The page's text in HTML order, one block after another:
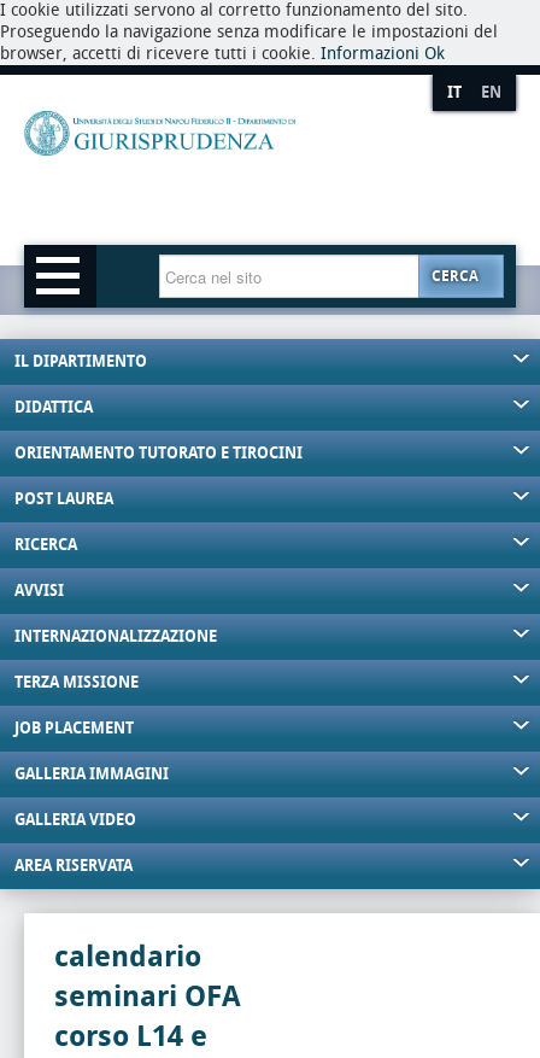
I cookie utilizzati servono al corretto funzionamento del sito.
Proseguendo la navigazione senza modificare le impostazioni del
browser, accetti di ricevere tutti i cookie. Informazioni Ok
IT EN
CERCA
IL DIPARTIMENTO
DIDATTICA
ORIENTAMENTO TUTORATO E TIROCINI
POST LAUREA
RICERCA
AVVISI
INTERNAZIONALIZZAZIONE
TERZA MISSIONE
JOB PLACEMENT
GALLERIA IMMAGINI
GALLERIA VIDEO
AREA RISERVATA
calendario
seminari OFA
corso L14 e